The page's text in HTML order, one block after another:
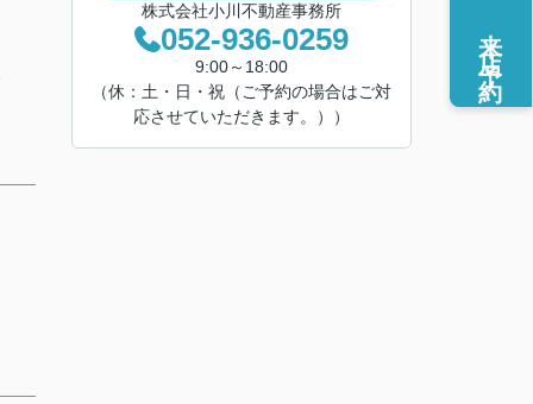
株式会社小川不動産事務所
052-936-0259
9:00～18:00
（休：土・日・祝（ご予約の場合はご対
応させていただきます。））
来店予約